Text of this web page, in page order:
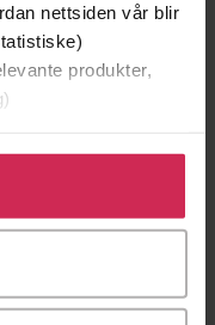
nettsiden vår blir
produkter,
samtykke til å
Du kan også
ved å klikke
Utskudd